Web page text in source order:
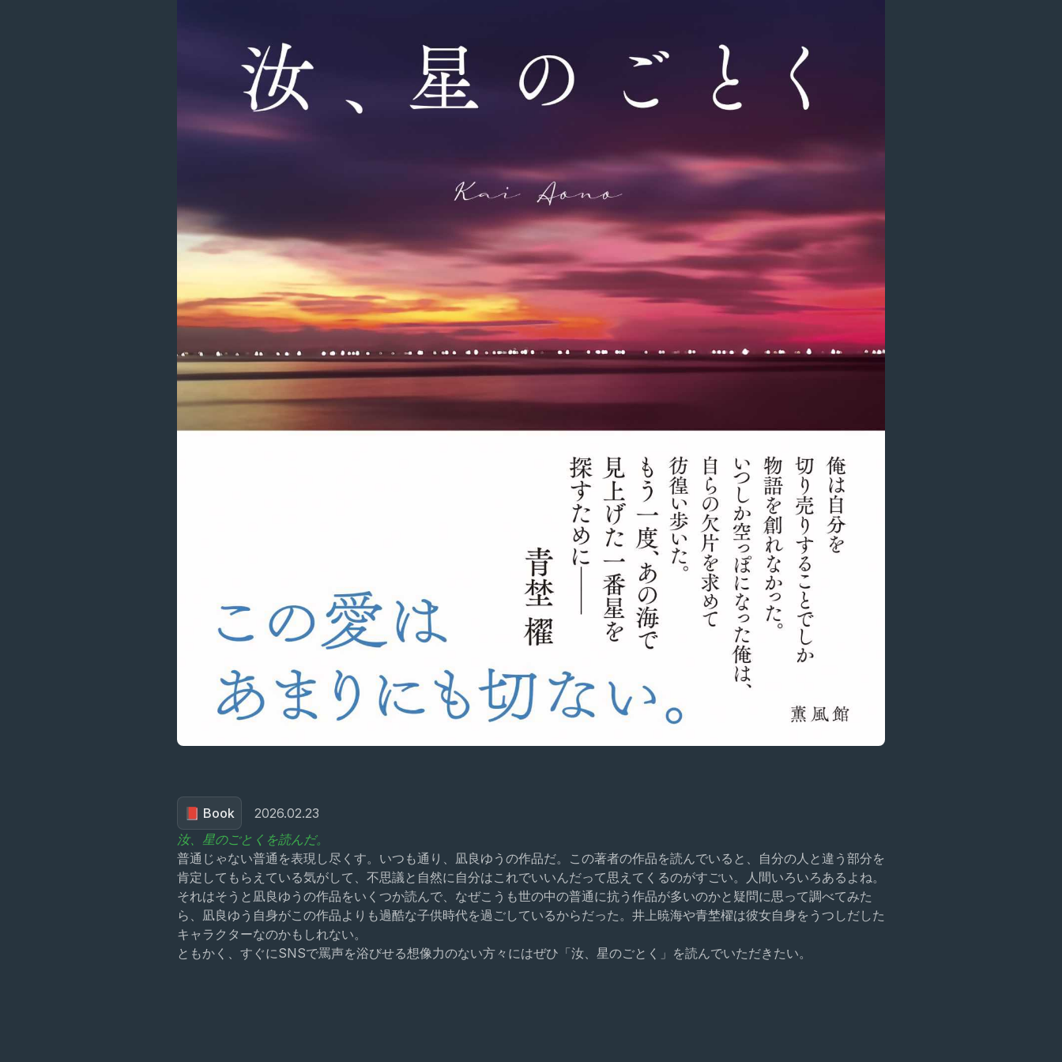
📕 Book 2026.02.23
汝、星のごとくを読んだ。
普通じゃない普通を表現し尽くす。いつも通り、凪良ゆうの作品だ。この著者の作品を読んでいると、自分の人と違う部分を
肯定してもらえている気がして、不思議と自然に自分はこれでいいんだって思えてくるのがすごい。人間いろいろあるよね。
それはそうと凪良ゆうの作品をいくつか読んで、なぜこうも世の中の普通に抗う作品が多いのかと疑問に思って調べてみた
ら、凪良ゆう自身がこの作品よりも過酷な子供時代を過ごしているからだった。井上暁海や青埜櫂は彼女自身をうつしだした
キャラクターなのかもしれない。
ともかく、すぐにSNSで罵声を浴びせる想像力のない方々にはぜひ「汝、星のごとく」を読んでいただきたい。